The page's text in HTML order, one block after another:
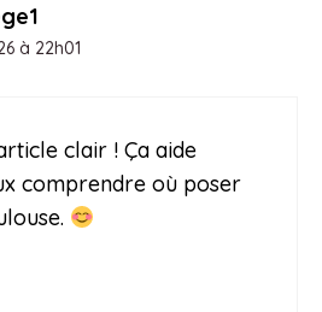
à 22h01
clair ! Ça aide
comprendre où poser